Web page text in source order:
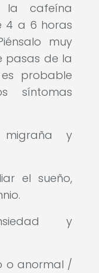
la cafeína
4 a 6 horas
muy
pasas de la
probable
síntomas
y
el sueño,
y
o anormal /